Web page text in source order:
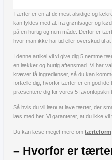
Tærter er en af de mest alsidige og
kan fyldes med alt fra grøntsager og
på en hurtig og nem måde. Derfor er
hvor man ikke har tid eller overskud til
I denne artikel vil vi give dig 5 nemme
en lækker og hurtig aftensmad. Vi har
kræver få ingredienser, så du kan
fortælle dig, hvorfor tærter er en god ide
præsentere dig for vores 5
Så hvis du vil lære at lave tærter, der
læs med her. Vi garanterer, at du ikke vil
Du kan læse meget mere om tærteform
– Hvorfor er